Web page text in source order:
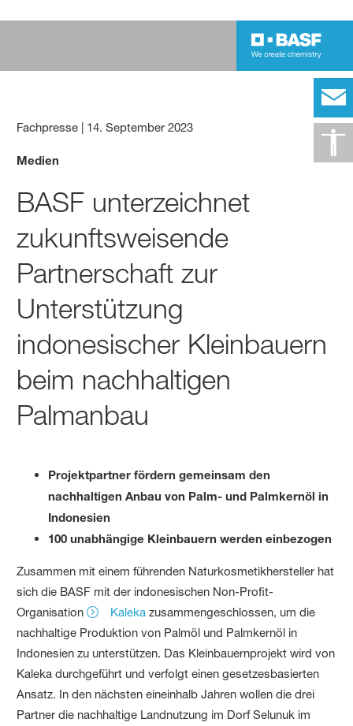
Fachpresse | 14. September 2023
Medien
BASF unterzeichnet
zukunftsweisende
Partnerschaft zur
Unterstützung
indonesischer Kleinbauern
beim nachhaltigen
Palmanbau
Projektpartner fördern gemeinsam den
nachhaltigen Anbau von Palm- und Palmkernöl in
Indonesien
100 unabhängige Kleinbauern werden einbezogen
Zusammen mit einem führenden Naturkosmetikhersteller hat
sich die BASF mit der indonesischen Non-Profit-
Organisation
Kaleka zusammengeschlossen, um die
nachhaltige Produktion von Palmöl und Palmkernöl in
Indonesien zu unterstützen. Das Kleinbauernprojekt wird von
Kaleka durchgeführt und verfolgt einen gesetzesbasierten
Ansatz. In den nächsten eineinhalb Jahren wollen die drei
Partner die nachhaltige Landnutzung im Dorf Selunuk im